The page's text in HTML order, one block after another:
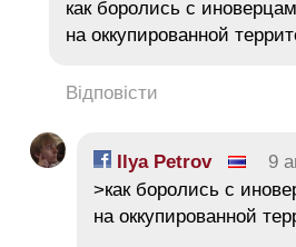
как боролись с
на оккупированной
Відповісти
Ilya Petrov 9
>как боролись с
на оккупированной